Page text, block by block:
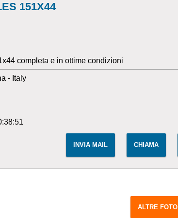
151X44
completa e in ottime condizioni
- Italy
INVIA MAIL CHIAMA
ALTRE FOTO